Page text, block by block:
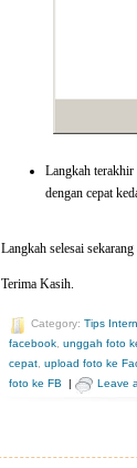
Langkah
dengan cepat
Langkah selesai
Terima Kasih.
Category: Tips
facebook unggah foto
cepat upload foto ke
foto ke FB | Leave